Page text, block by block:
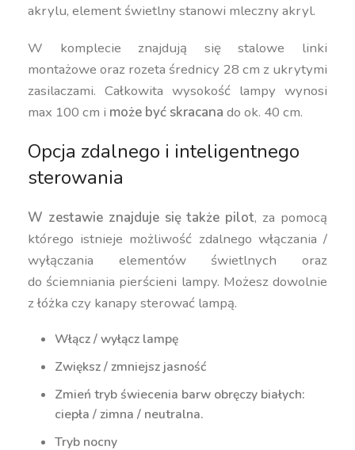
akrylu, element świetlny stanowi mleczny akryl.
W komplecie znajdują się stalowe linki
montażowe oraz rozeta średnicy 28 cm z ukrytymi
zasilaczami. Całkowita wysokość lampy wynosi
max 100 cm i może być skracana do ok. 40 cm.
Opcja zdalnego i inteligentnego
sterowania
W zestawie znajduje się także pilot, za pomocą
którego istnieje możliwość zdalnego włączania /
wyłączania elementów świetlnych oraz
do ściemniania pierścieni lampy. Możesz dowolnie
z łóżka czy kanapy sterować lampą.
Włącz / wyłącz lampę
Zwiększ / zmniejsz jasność
Zmień tryb świecenia barw obręczy białych:
ciepła / zimna / neutralna.
Tryb nocny